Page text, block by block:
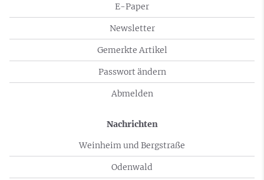
E-Paper
Newsletter
Gemerkte Artikel
Passwort ändern
Abmelden
Nachrichten
Weinheim und Bergstraße
Odenwald